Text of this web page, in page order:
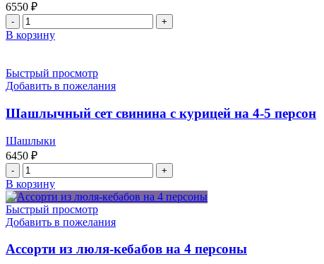
6550 ₽
Количество
товара
Ассорти
шашлыков
из
4
В корзину
Быстрый просмотр
Добавить в пожелания
Шашлычный сет свинина с курицей на 4-5 персон
Шашлыки
6450 ₽
Количество
товара
Шашлычный
сет
свинина
курицей
на
В корзину
Быстрый просмотр
Добавить в пожелания
Ассорти из люля-кебабов на 4 персоны